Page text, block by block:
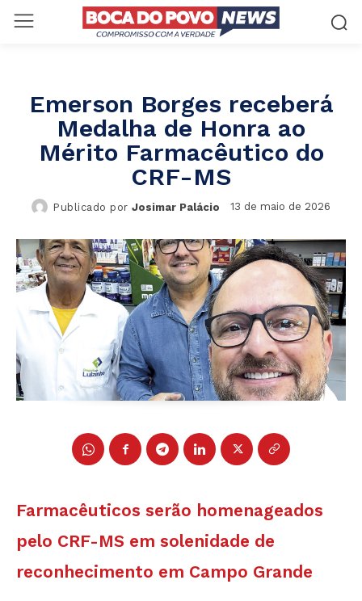
Emerson Borges receberá
Medalha de Honra ao
Mérito Farmacêutico do
CRF-MS
Publicado por Josimar Palácio 13 de maio de 2026
Farmacêuticos serão homenageados
pelo CRF-MS em solenidade de
reconhecimento em Campo Grande